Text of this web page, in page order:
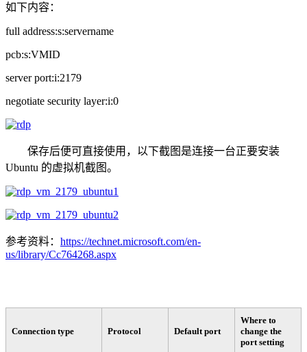
如下内容：
full address:s:servername
pcb:s:VMID
server port:i:2179
negotiate security layer:i:0
保存后便可直接使用，以下截图是连接一台正要安装
Ubuntu 的虚拟机截图。
参考资料： https://technet.microsoft.com/en-
us/library/Cc764268.aspx
Connection type Protocol Default port
Where to
change the
port setting